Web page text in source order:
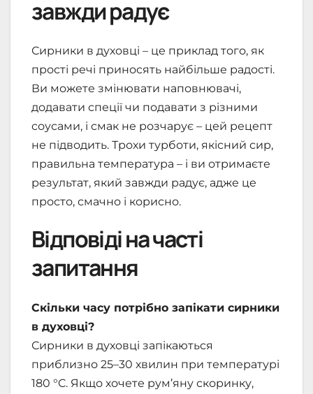
завжди радує
Сирники в духовці – це приклад того, як
прості речі приносять найбільше радості.
Ви можете змінювати наповнювачі,
додавати спеції чи подавати з різними
соусами, і смак не розчарує – цей рецепт
не підводить. Трохи турботи, якісний сир,
правильна температура – і ви отримаєте
результат, який завжди радує, адже це
просто, смачно і корисно.
Відповіді на часті
запитання
Скільки часу потрібно запікати сирники
в духовці?
Сирники в духовці запікаються
приблизно 25–30 хвилин при температурі
180 °C. Якщо хочете рум’яну скоринку,